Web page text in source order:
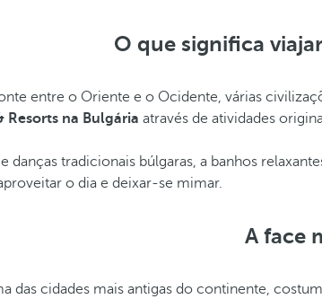
O que significa
entre o Oriente e o Ocidente, várias
Resorts na Bulgária através de atividades
e danças tradicionais búlgaras, a banhos
o dia e deixar-se mimar.
A face
das cidades mais antigas do continente,